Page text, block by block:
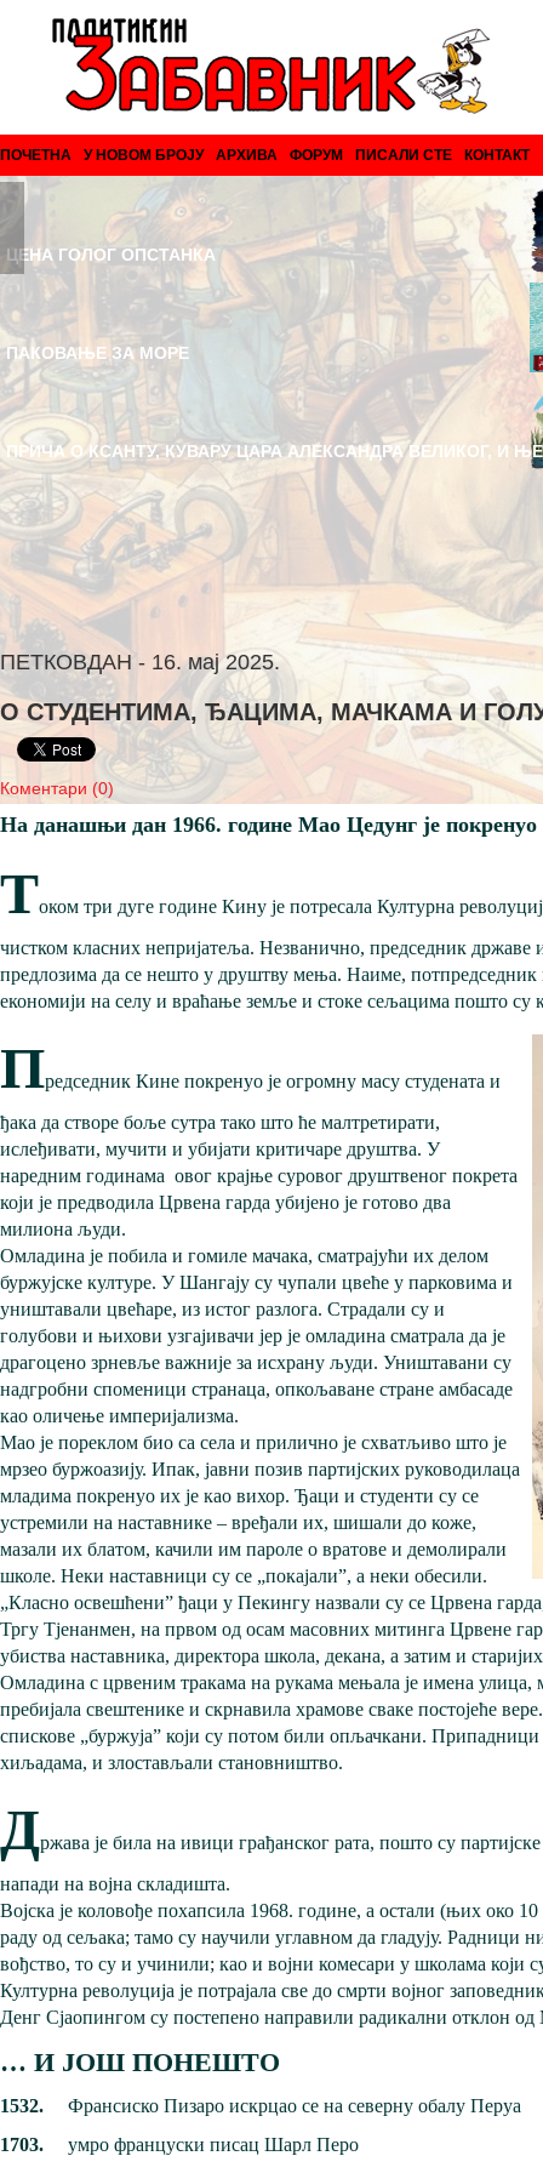
ПОЧЕТНА У НОВОМ БРОЈУ АРХИВА ФОРУМ ПИСАЛИ СТЕ КОНТАКТ
ЦЕНА ГОЛОГ ОПСТАНКА
ПАКОВАЊЕ ЗА МОРЕ
ПРИЧА О КСАНТУ, КУВАРУ ЦАРА АЛЕКСАНДРА ВЕЛИКОГ, И
ПЕТКОВДАН - 16. мај 2025.
О СТУДЕНТИМА, ЂАЦИМА, МАЧКАМА И
Коментари (0)
На данашњи дан 1966. године Мао Цедунг је
Током три дуге године Кину је потресала Културна
чистком класних непријатеља. Незванично, председник државе
предлозима да се нешто у друштву мења. Наиме,
економији на селу и враћање земље и стоке сељацима пошто су
Председник Кине покренуо је огромну масу студената и
ђака да створе боље сутра тако што ће малтретирати,
ислеђивати, мучити и убијати критичаре друштва. У
наредним годинама овог крајње суровог друштвеног покрета
који је предводила Црвена гарда убијено је готово два
милиона људи.
Омладина је побила и гомиле мачака, сматрајући их делом
буржујске културе. У Шангају су чупали цвеће у парковима и
уништавали цвећаре, из истог разлога. Страдали су и
голубови и њихови узгајивачи јер је омладина сматрала да је
драгоцено зрневље важније за исхрану људи. Уништавани су
надгробни споменици странаца, опкољаване стране амбасаде
као оличење империјализма.
Мао је пореклом био са села и прилично је схватљиво што је
мрзео буржоазију. Ипак, јавни позив партијских руководилаца
младима покренуо их је као вихор. Ђаци и студенти су се
устремили на наставнике – вређали их, шишали до коже,
мазали их блатом, качили им пароле о вратове и демолирали
школе. Неки наставници су се „покајали”, а неки обесили.
„Класно освешћени” ђаци у Пекингу назвали су се Црвена
Тргу Тјенанмен, на првом од осам масовних митинга Црвене
убиства наставника, директора школа, декана, а затим и
Омладина с црвеним тракама на рукама мењала је имена улица,
пребијала свештенике и скрнавила храмове сваке постојеће
спискове „буржуја” који су потом били опљачкани.
хиљадама, и злостављали становништво.
Држава је била на ивици грађанског рата, пошто су
напади на војна складишта.
Војска је коловође похапсила 1968. године, а остали (њих
раду од сељака; тамо су научили углавном да гладују.
вођство, то су и учинили; као и војни комесари у школама који
Културна револуција је потрајала све до смрти војног
Денг Сјаопингом су постепено направили радикални отклон
… И ЈОШ ПОНЕШТО
1532. Франсиско Пизаро искрцао се на северну обалу Перуа
1703.
умро француски писац Шарл Перо